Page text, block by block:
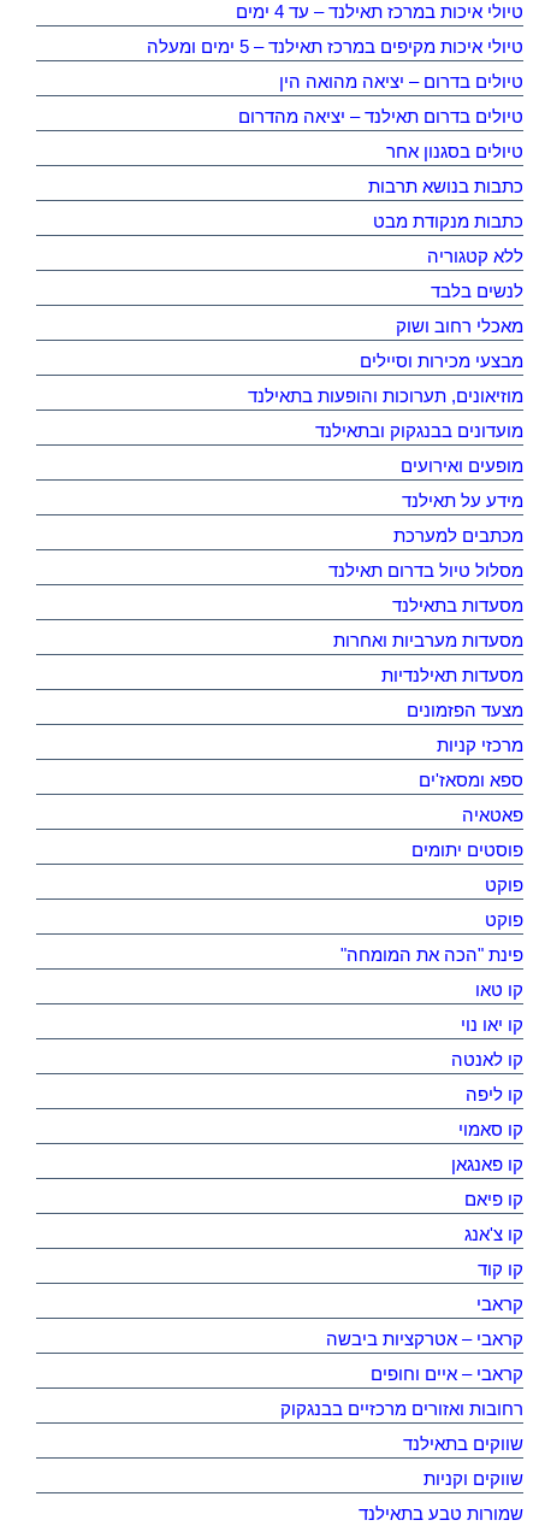
טיולי איכות במרכז תאילנד – עד 4 ימים
טיולי איכות מקיפים במרכז תאילנד – 5 ימים ומעלה
טיולים בדרום – יציאה מהואה הין
טיולים בדרום תאילנד – יציאה מהדרום
טיולים בסגנון אחר
כתבות בנושא תרבות
כתבות מנקודת מבט
ללא קטגוריה
לנשים בלבד
מאכלי רחוב ושוק
מבצעי מכירות וסיילים
מוזיאונים, תערוכות והופעות בתאילנד
מועדונים בבנגקוק ובתאילנד
מופעים ואירועים
מידע על תאילנד
מכתבים למערכת
מסלול טיול בדרום תאילנד
מסעדות בתאילנד
מסעדות מערביות ואחרות
מסעדות תאילנדיות
מצעד הפזמונים
מרכזי קניות
ספא ומסאז'ים
פאטאיה
פוסטים יתומים
פוקט
פוקט
פינת "הכה את המומחה"
קו טאו
קו יאו נוי
קו לאנטה
קו ליפה
קו סאמוי
קו פאנגאן
קו פיאם
קו צ'אנג
קו קוד
קראבי
קראבי – אטרקציות ביבשה
קראבי – איים וחופים
רחובות ואזורים מרכזיים בבנגקוק
שווקים בתאילנד
שווקים וקניות
שמורות טבע בתאילנד